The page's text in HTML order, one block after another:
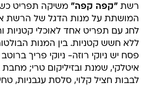
רשת "קפה קפה" משיקה תפריט
המושתת על מנות הדגל של הרשת
לחג עם תפריט אחד לאוכלי קטניות
ללא חשש קטניות. בין המנות
פסח יש ניוקי רוזה- ניוקי פריך ברוטב
איטלקי, שמנת ובזיליקום טרי;
לבבות חציל קלוי, סלסת עגבניות,